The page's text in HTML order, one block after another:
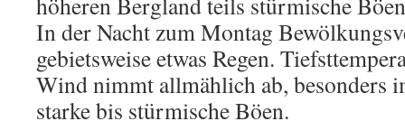
In der Nacht zum Montag
gebietsweise etwas Regen.
Wind nimmt allmählich ab, besonders
starke bis stürmische Böen.